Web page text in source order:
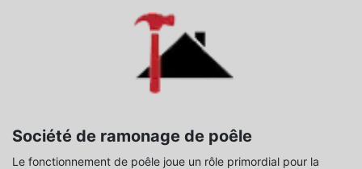
Société de ramonage de poêle
Le fonctionnement de poêle joue un rôle primordial pour la